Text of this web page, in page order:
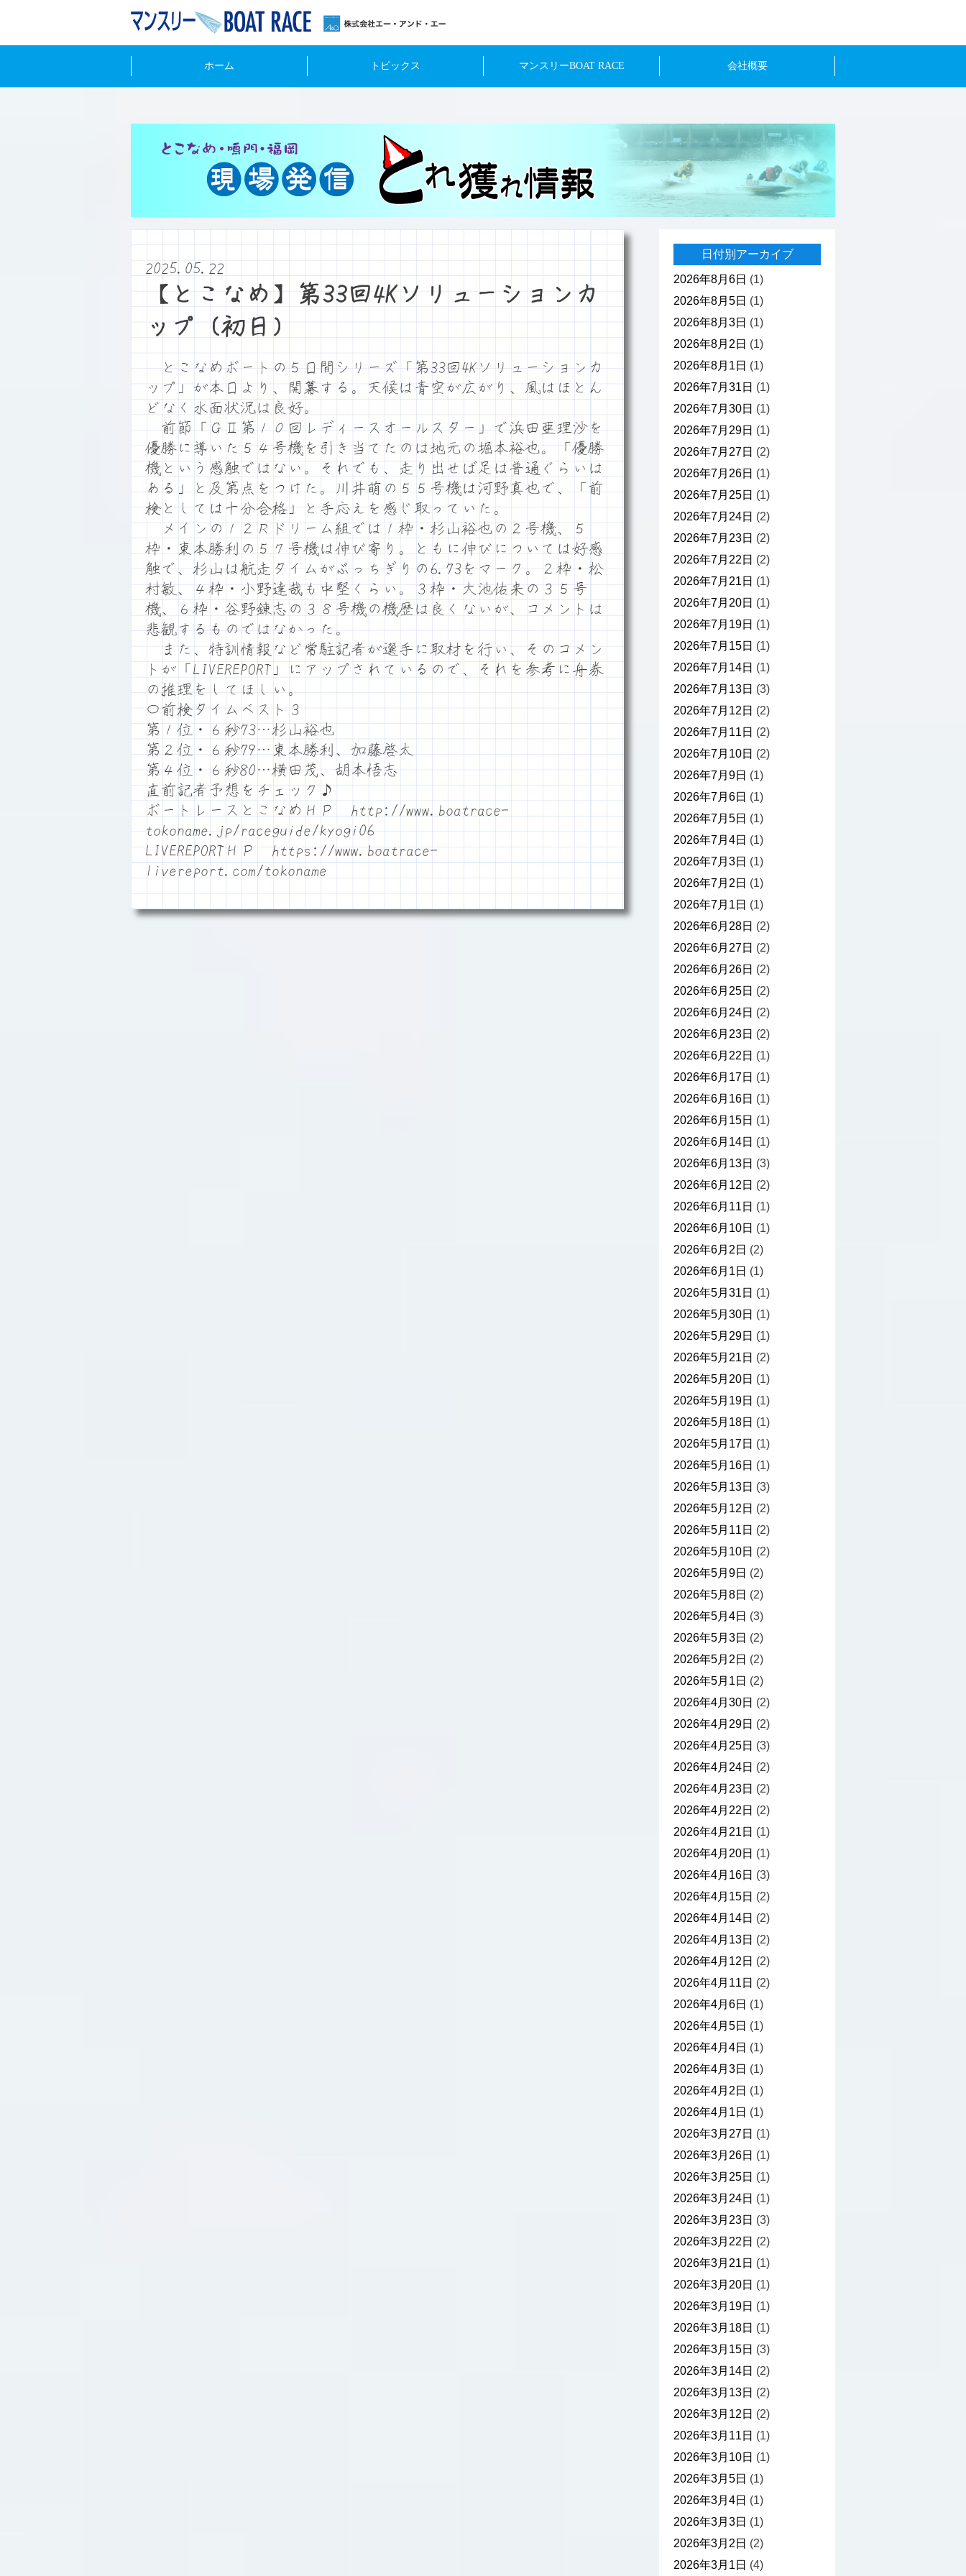
ホーム トピックス マンスリーBOAT RACE 会社概要
2025.05.22
【とこなめ】第33回4Kソリューションカ
ップ（初日）
とこなめボートの５日間シリーズ「第33回4Kソリューションカ
ップ」が本日より、開幕する。天候は青空が広がり、風はほとん
どなく水面状況は良好。
前節「ＧⅡ第１０回レディースオールスター」で浜田亜理沙を
優勝に導いた５４号機を引き当てたのは地元の堀本裕也。「優勝
機という感触ではない。それでも、走り出せば足は普通ぐらいは
ある」と及第点をつけた。川井萌の５５号機は河野真也で、「前
検としては十分合格」と手応えを感じ取っていた。
メインの１２Ｒドリーム組では１枠・杉山裕也の２号機、５
枠・東本勝利の５７号機は伸び寄り。ともに伸びについては好感
触で、杉山は航走タイムがぶっちぎりの6.73をマーク。２枠・松
村敏、４枠・小野達哉も中堅くらい。３枠・大池佑来の３５号
機、６枠・谷野錬志の３８号機の機歴は良くないが、コメントは
悲観するものではなかった。
また、特訓情報など常駐記者が選手に取材を行い、そのコメン
トが「LIVEREPORT」にアップされているので、それを参考に舟券
の推理をしてほしい。
〇前検タイムベスト３
第１位・６秒73…杉山裕也
第２位・６秒79…東本勝利、加藤啓太
第４位・６秒80…横田茂、胡本悟志
直前記者予想をチェック♪
ボートレースとこなめＨＰ http://www.boatrace-
tokoname.jp/raceguide/kyogi06
LIVEREPORTＨＰ https://www.boatrace-
livereport.com/tokoname
日付別アーカイブ
2026年8月6日 (1)
2026年8月5日 (1)
2026年8月3日 (1)
2026年8月2日 (1)
2026年8月1日 (1)
2026年7月31日 (1)
2026年7月30日 (1)
2026年7月29日 (1)
2026年7月27日 (2)
2026年7月26日 (1)
2026年7月25日 (1)
2026年7月24日 (2)
2026年7月23日 (2)
2026年7月22日 (2)
2026年7月21日 (1)
2026年7月20日 (1)
2026年7月19日 (1)
2026年7月15日 (1)
2026年7月14日 (1)
2026年7月13日 (3)
2026年7月12日 (2)
2026年7月11日 (2)
2026年7月10日 (2)
2026年7月9日 (1)
2026年7月6日 (1)
2026年7月5日 (1)
2026年7月4日 (1)
2026年7月3日 (1)
2026年7月2日 (1)
2026年7月1日 (1)
2026年6月28日 (2)
2026年6月27日 (2)
2026年6月26日 (2)
2026年6月25日 (2)
2026年6月24日 (2)
2026年6月23日 (2)
2026年6月22日 (1)
2026年6月17日 (1)
2026年6月16日 (1)
2026年6月15日 (1)
2026年6月14日 (1)
2026年6月13日 (3)
2026年6月12日 (2)
2026年6月11日 (1)
2026年6月10日 (1)
2026年6月2日 (2)
2026年6月1日 (1)
2026年5月31日 (1)
2026年5月30日 (1)
2026年5月29日 (1)
2026年5月21日 (2)
2026年5月20日 (1)
2026年5月19日 (1)
2026年5月18日 (1)
2026年5月17日 (1)
2026年5月16日 (1)
2026年5月13日 (3)
2026年5月12日 (2)
2026年5月11日 (2)
2026年5月10日 (2)
2026年5月9日 (2)
2026年5月8日 (2)
2026年5月4日 (3)
2026年5月3日 (2)
2026年5月2日 (2)
2026年5月1日 (2)
2026年4月30日 (2)
2026年4月29日 (2)
2026年4月25日 (3)
2026年4月24日 (2)
2026年4月23日 (2)
2026年4月22日 (2)
2026年4月21日 (1)
2026年4月20日 (1)
2026年4月16日 (3)
2026年4月15日 (2)
2026年4月14日 (2)
2026年4月13日 (2)
2026年4月12日 (2)
2026年4月11日 (2)
2026年4月6日 (1)
2026年4月5日 (1)
2026年4月4日 (1)
2026年4月3日 (1)
2026年4月2日 (1)
2026年4月1日 (1)
2026年3月27日 (1)
2026年3月26日 (1)
2026年3月25日 (1)
2026年3月24日 (1)
2026年3月23日 (3)
2026年3月22日 (2)
2026年3月21日 (1)
2026年3月20日 (1)
2026年3月19日 (1)
2026年3月18日 (1)
2026年3月15日 (3)
2026年3月14日 (2)
2026年3月13日 (2)
2026年3月12日 (2)
2026年3月11日 (1)
2026年3月10日 (1)
2026年3月5日 (1)
2026年3月4日 (1)
2026年3月3日 (1)
2026年3月2日 (2)
2026年3月1日 (4)